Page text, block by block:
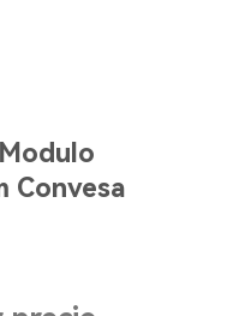
Convesa